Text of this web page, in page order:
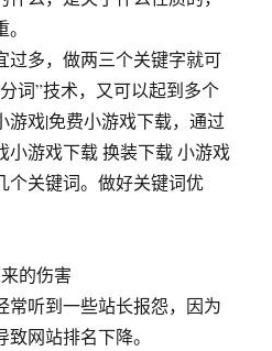
多，做两三个关键字就可
词”技术，又可以起到多个
游戏|免费小游戏下载，通过
小游戏下载 换装下载 小游戏
个关键词。做好关键词优
的伤害
听到一些站长报怨，因为
网站排名下降。